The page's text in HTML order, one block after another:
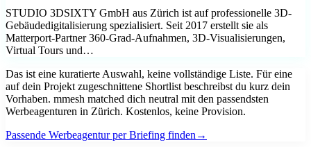
STUDIO 3DSIXTY GmbH aus Zürich ist auf professionelle 3D-
Gebäudedigitalisierung spezialisiert. Seit 2017 erstellt sie als
Matterport-Partner 360-Grad-Aufnahmen, 3D-Visualisierungen,
Virtual Tours und…
Das ist eine kuratierte Auswahl, keine vollständige Liste. Für eine
auf dein Projekt zugeschnittene Shortlist beschreibst du kurz dein
Vorhaben. mmesh matched dich neutral mit den passendsten
Werbeagenturen in Zürich. Kostenlos, keine Provision.
Passende Werbeagenturper Briefing finden →